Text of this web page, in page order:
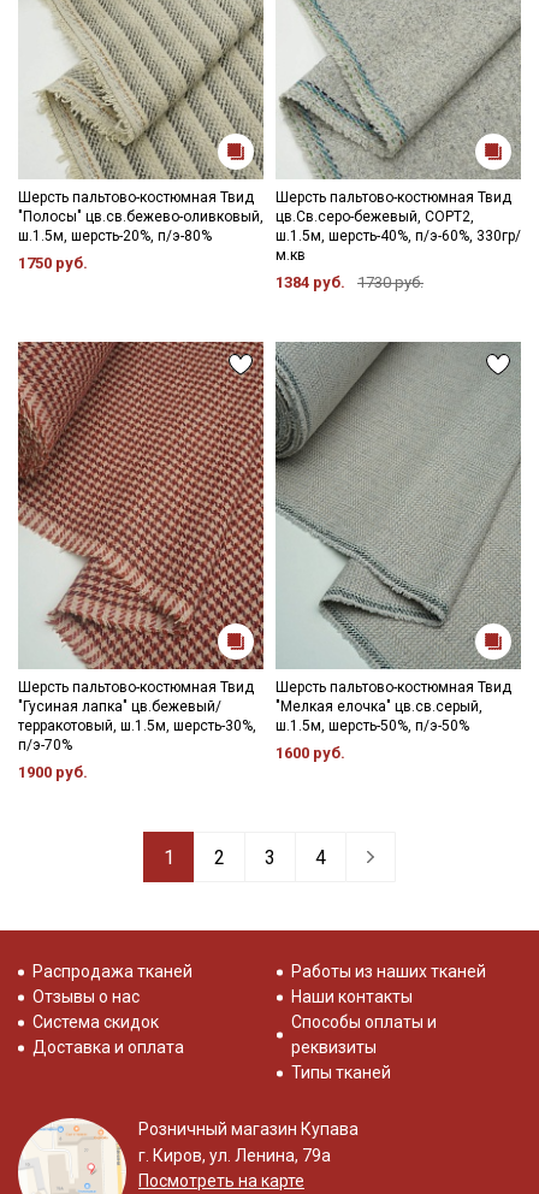
Шерсть пальтово-костюмная Твид
"Полосы" цв.св.бежево-оливковый,
ш.1.5м, шерсть-20%, п/э-80%
1750 руб.
Шерсть пальтово-костюмная Твид
цв.Св.серо-бежевый, СОРТ2,
ш.1.5м, шерсть-40%, п/э-60%, 330гр/
м.кв
1384 руб. 1730 руб.
Шерсть пальтово-костюмная Твид
"Гусиная лапка" цв.бежевый/
терракотовый, ш.1.5м, шерсть-30%,
п/э-70%
1900 руб.
Шерсть пальтово-костюмная Твид
"Мелкая елочка" цв.св.серый,
ш.1.5м, шерсть-50%, п/э-50%
1600 руб.
1 2 3 4
Распродажа тканей
Отзывы о нас
Система скидок
Доставка и оплата
Работы из наших тканей
Наши контакты
Способы оплаты и
реквизиты
Типы тканей
Розничный магазин Купава
г. Киров, ул. Ленина, 79а
Посмотреть на карте